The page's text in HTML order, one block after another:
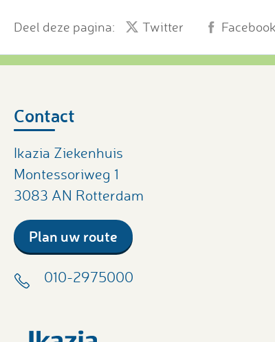
Deel deze pagina: Twitter Facebook
Contact
Ikazia Ziekenhuis
Montessoriweg 1
3083 AN Rotterdam
Plan uw route
010-2975000